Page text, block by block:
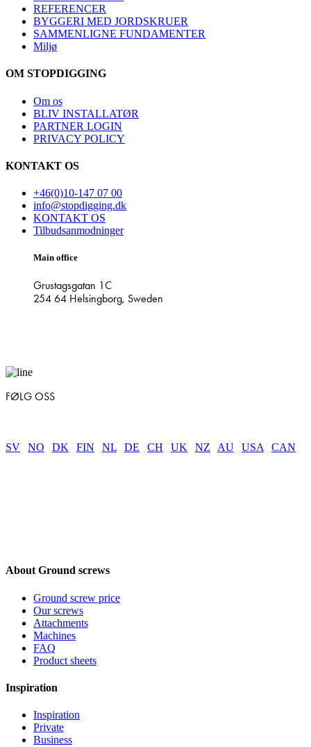
REFERENCER
BYGGERI MED JORDSKRUER
SAMMENLIGNE FUNDAMENTER
Miljø
OM STOPDIGGING
Om os
BLIV INSTALLATØR
PARTNER LOGIN
PRIVACY POLICY
KONTAKT OS
+46(0)10-147 07 00
info@stopdigging.dk
KONTAKT OS
Tilbudsanmodninger
Main office
Grustagsgatan 1C
254 64 Helsingborg, Sweden
FØLG OSS
SV NO DK FIN NL DE CH UK NZ AU USA CAN
About Ground screws
Ground screw price
Our screws
Attachments
Machines
FAQ
Product sheets
Inspiration
Inspiration
Private
Business